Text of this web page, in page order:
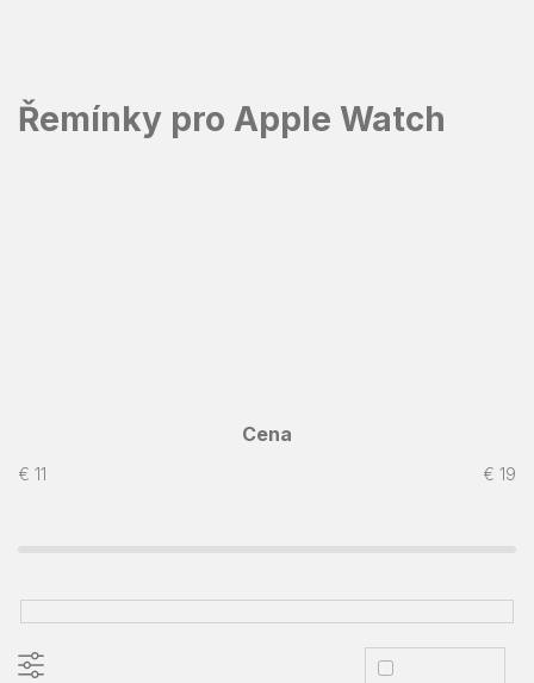
Řemínky pro Apple Watch
Cena
€ 11 € 19